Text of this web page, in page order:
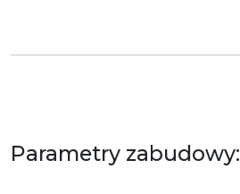
Parametry zabudowy: